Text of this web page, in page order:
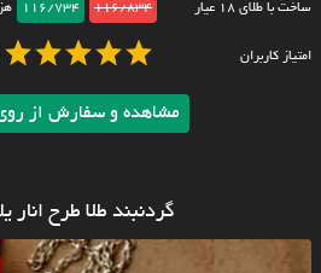
ساخت با طلای ۱۸ عیار 116/834
116/734
امتیاز کاربران
مشاهده و سفارش از
گردنبند طلا طرح انار